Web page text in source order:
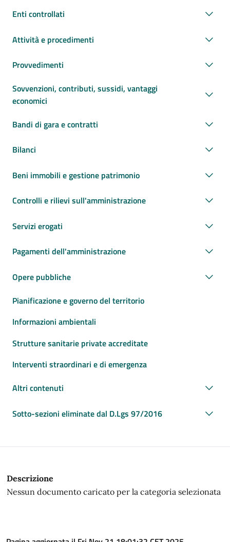
Enti controllati
Attività e procedimenti
Provvedimenti
Sovvenzioni, contributi, sussidi, vantaggi
economici
Bandi di gara e contratti
Bilanci
Beni immobili e gestione patrimonio
Controlli e rilievi sull'amministrazione
Servizi erogati
Pagamenti dell'amministrazione
Opere pubbliche
Pianificazione e governo del territorio
Informazioni ambientali
Strutture sanitarie private accreditate
Interventi straordinari e di emergenza
Altri contenuti
Sotto-sezioni eliminate dal D.Lgs 97/2016
Descrizione
Nessun documento caricato per la categoria selezionata